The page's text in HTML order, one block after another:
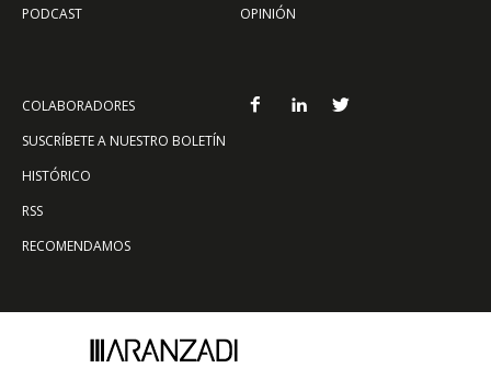
PODCAST
OPINIÓN
COLABORADORES
SUSCRÍBETE A NUESTRO BOLETÍN
HISTÓRICO
RSS
RECOMENDAMOS